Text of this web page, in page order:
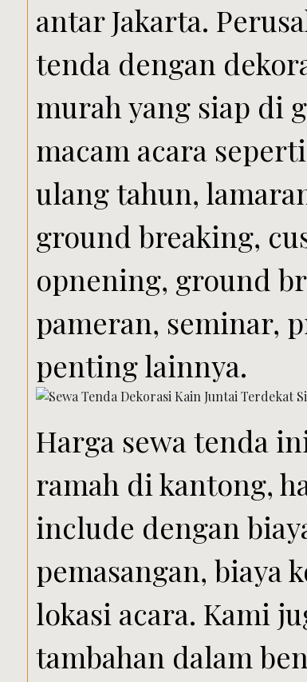
antar Jakarta.
tenda dengan
murah yang siap di
macam acara
ulang tahun,
ground breaking,
opnening, ground
pameran, seminar,
penting lainnya.
Harga sewa tenda
ramah di kantong,
include dengan
pemasangan, biaya
lokasi acara. Kami
tambahan dalam